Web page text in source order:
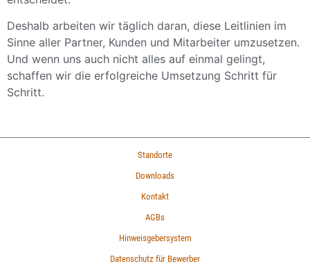
Deshalb arbeiten wir täglich daran, diese Leitlinien im
Sinne aller Partner, Kunden und Mitarbeiter umzusetzen.
Und wenn uns auch nicht alles auf einmal gelingt,
schaffen wir die erfolgreiche Umsetzung Schritt für
Schritt.
Standorte
Downloads
Kontakt
AGBs
Hinweisgebersystem
Datenschutz für Bewerber